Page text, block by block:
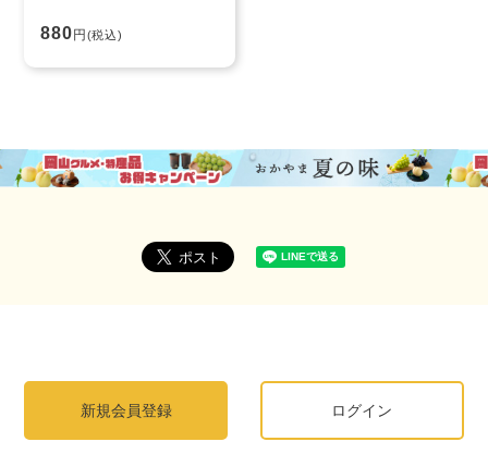
880 円 (税込)
新規会員登録 ログイン